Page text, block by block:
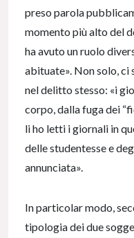
preso parola
momento più alto del
ha avuto un ruolo
abituate». Non solo, ci
nel delitto stesso: «i
corpo, dalla fuga dei
li ho letti i giornali in
delle studentesse e
annunciata».
In particolar modo,
tipologia dei due